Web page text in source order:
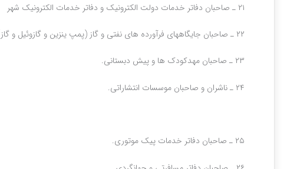
۲۱ ـ صاحبان دفاتر خدمات دولت الکترونیک و دفاتر خدمات الکترونیک شهر
۲۲ ـ صاحبان جایگاههای فرآورده های نفتی و گاز (پمپ ینزین و گازوئیل و گاز)
۲۳ ـ صاحبان مهدکودک ها و پیش دبستانی.
۲۴ ـ ناشران و صاحبان موسسات انتشاراتی.
۲۵ ـ صاحبان دفاتر خدمات پیک موتوری.